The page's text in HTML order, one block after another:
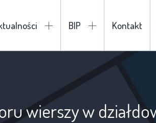
BIP Kontakt
wierszy w